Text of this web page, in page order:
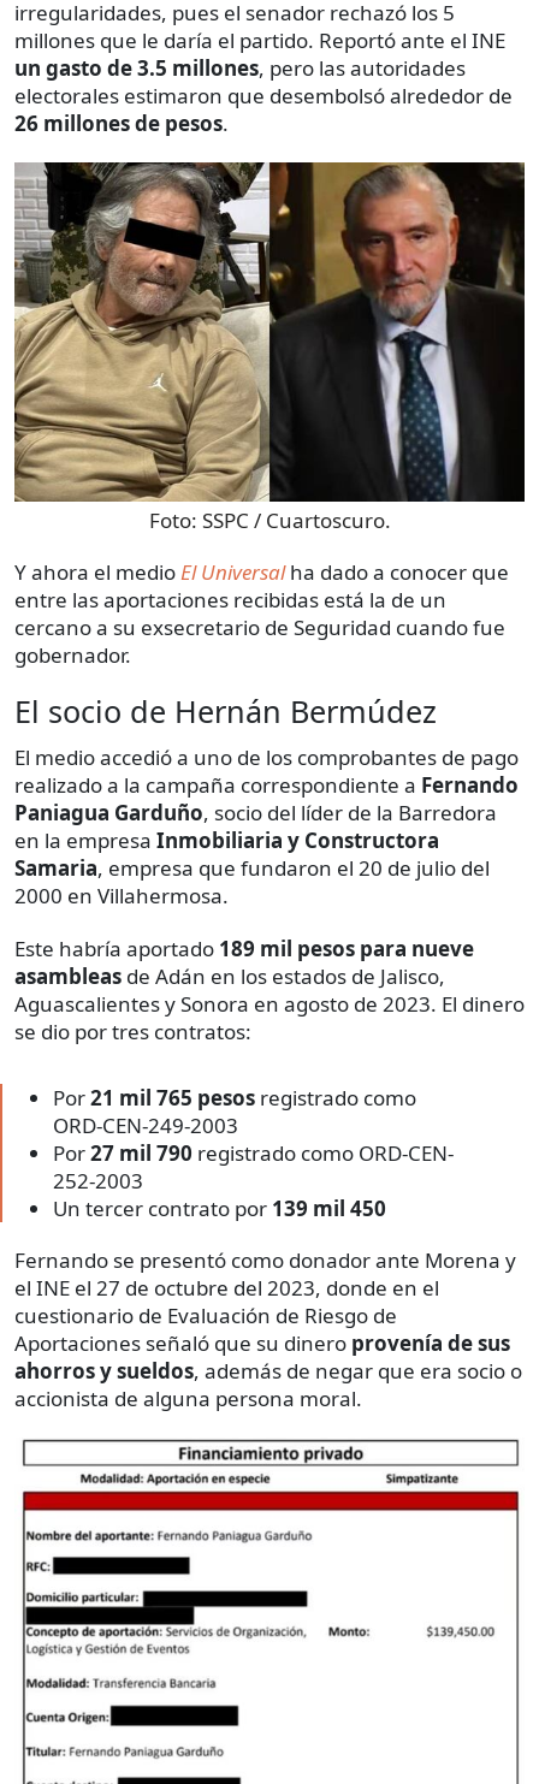
irregularidades, pues el senador rechazó los 5
millones que le daría el partido. Reportó ante el INE
un gasto de 3.5 millones, pero las autoridades
electorales estimaron que desembolsó alrededor de
26 millones de pesos.
Foto: SSPC / Cuartoscuro.
Y ahora el medioEl Universalha dado a conocer que
entre las aportaciones recibidas está la de un
cercano a su exsecretario de Seguridad cuando fue
gobernador.
El socio de Hernán Bermúdez
El medio accedió a uno de los comprobantes de pago
realizado a la campaña correspondiente a Fernando
Paniagua Garduño, socio del líder de la Barredora
en la empresa Inmobiliaria y Constructora
Samaria, empresa que fundaron el 20 de julio del
2000 en Villahermosa.
Este habría aportado 189 mil pesos para nueve
asambleas de Adán en los estados de Jalisco,
Aguascalientes y Sonora en agosto de 2023. El dinero
se dio por tres contratos:
Por21 mil 765 pesos registrado como
ORD-CEN-249-2003
Por27 mil 790 registrado como ORD-CEN-
252-2003
Un tercer contrato por 139 mil 450
Fernando se presentó como donador ante Morena y
el INE el 27 de octubre del 2023, donde en el
cuestionario de Evaluación de Riesgo de
Aportaciones señaló que su dinero provenía de sus
ahorros y sueldos, además de negar que era socio o
accionista de alguna persona moral.